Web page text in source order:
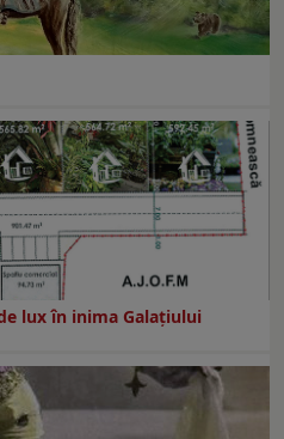
lux în inima Galațiului